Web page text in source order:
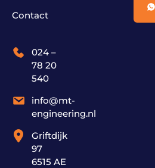
Contact
024 –
78 20
540
info@mt-
engineering.nl
Griftdijk
97
6515 AE